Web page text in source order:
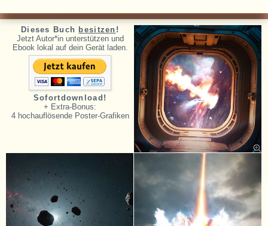
Dieses Buch besitzen !
Jetzt Autor*in unterstützen und
Ebook lokal auf dein Gerät laden.
Sofortdownload!
+ Extra-Bonus:
4 hochauflösende Poster-Grafiken